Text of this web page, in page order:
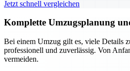
Jetzt schnell vergleichen
Komplette Umzugsplanung
Bei einem Umzug gilt es, viele Details
professionell und zuverlässig. Von
vermeiden.